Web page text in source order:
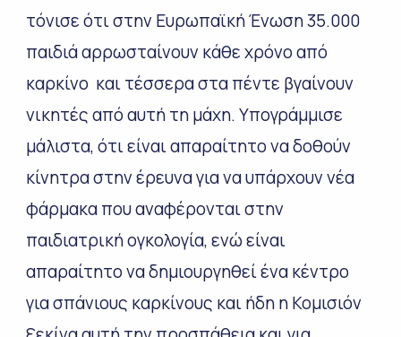
τόνισε ότι στηνΕυρωπαϊκή Ένωση 35.000
παιδιά αρρωσταίνουν κάθε χρόνο από
καρκίνο και τέσσερα στα πέντε βγαίνουν
νικητές από αυτή τη μάχη. Υπογράμμισε
μάλιστα, ότι είναι απαραίτητο να δοθούν
κίνητρα στην έρευνα για να υπάρχουν νέα
φάρμακα που αναφέρονται στην
παιδιατρική ογκολογία, ενώ είναι
απαραίτητο να δημιουργηθεί ένα κέντρο
για σπάνιους καρκίνους και ήδη η Κομισιόν